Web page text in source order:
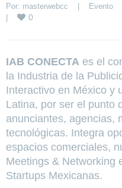
Por: masterwebcc | Evento
|
0
IAB CONECTA es el
la Industria de la
Interactivo en México y
Latina, por ser el punto
anunciantes, agencias,
tecnológicas. Integra
espacios comerciales,
Meetings & Networking
Startups Mexicanas.